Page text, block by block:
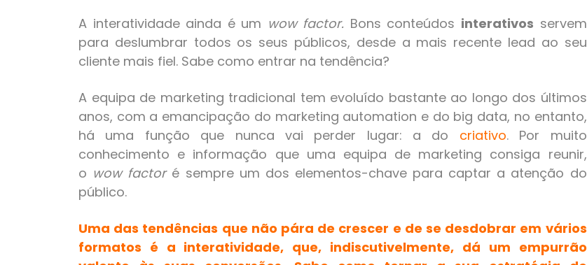
A interatividade ainda é um wow factor. Bons conteúdos interativos servem
para deslumbrar todos os seus públicos, desde a mais recente lead ao seu
cliente mais fiel. Sabe como entrar na tendência?
A equipa de marketing tradicional tem evoluído bastante ao longo dos últimos
anos, com a emancipação do marketing automation e do big data, no entanto,
há uma função que nunca vai perder lugar: a do
criativo. Por muito
conhecimento e informação que uma equipa de marketing consiga reunir,
o wow factoré sempre um dos elementos-chave para captar a atenção do
público.
Uma das tendências que não pára de crescer e de se desdobrar em vários
formatos é a interatividade, que, indiscutivelmente, dá um empurrão